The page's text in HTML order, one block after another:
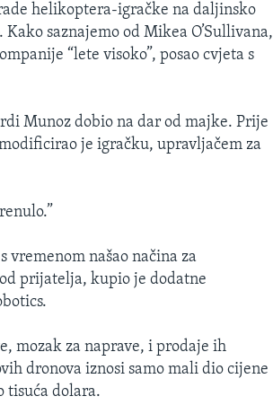
helikoptera-igračke na daljinsko
saznajemo od Mikea O’Sullivana,
“lete visoko”, posao cvjeta s
Munoz dobio na dar od majke. Prije
je igračku, upravljačem za
vremenom našao načina za
prijatelja, kupio je dodatne
mozak za naprave, i prodaje ih
dronova iznosi samo mali dio cijene
tisuća dolara.